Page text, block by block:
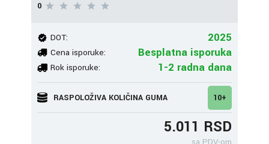
0
DOT: 2025
Cena isporuke: Besplatna isporuka
Rok isporuke: 1-2 radna dana
RASPOLOŽIVA KOLIČINA GUMA 10+
5.011 RSD